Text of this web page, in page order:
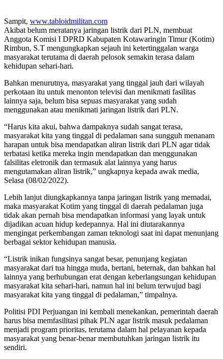
Sampit, www.tabloidmilitan.com
Akibat belum meratanya jaringan listrik dari PLN, membuat
Anggota Komisi I DPRD Kabupaten Kotawaringin Timur (Kotim)
Rimbun, S.T mengungkapkan sejauh ini ketertinggalan warga
masyarakat terutama di daerah pelosok semakin terasa dalam
kehidupan sehari-hari.
Bahkan menurutnya, masyarakat yang tinggal jauh dari wilayah
perkotaan itu untuk menonton televisi dan menikmati fasilitas
lainnya saja, belum bisa sepuas masyarakat yang sudah
menggunakan atau menikmati jaringan listrik dari PLN.
“Harus kita akui, bahwa dampaknya sudah sangat terasa,
masyarakat kita yang tinggal di pedalaman sana sungguh menanam
harapan untuk bisa mendapatkan aliran listrik dari PLN agar tidak
terbatasi ketika mereka ingin mendapatkan dan menggunakan
falsilitas eletronik dan termasuk alat lainnya yang harus
mengutamakan aliran listrik,” ungkapnya kepada awak media,
Selasa (08/02/2022).
Lebih lanjut diungkapkannya tanpa jaringan listrik yang memadai,
maka masyarakat Kotim yang tinggal di daerah pedalaman juga
tidak akan pernah bisa mendapatkan informasi yang layak untuk
dijadikan acuan hidup kedepannya. Hal ini diutarakannya
mengingat perkembangan zaman teknologi saat ini dapat menunjang
berbagai sektor kehidupan manusia.
“Listrik inikan fungsinya sangat besar, penunjang kegiatan
masyarakat dari tua hingga muda, bertani, beternak, dan bahkan hal
lainnya yang berhubungan erat dengan keberlangsungan kehidupan
masyarakat kita sehari-hari, namun hal ini belum terwujud bagi
masyarakat kita yang tinggal di pedalaman,” timpalnya.
Politisi PDI Perjuangan ini kembali menekankan, pemerintah daerah
harus bisa memfasilitasi pihak PLN agar listrik masuk pedalaman
menjadi program prioritas, terutama dalam hal pelayanan kepada
masyarakat yang benar-benar membutuhkan jaringan listrik itu
sendiri.